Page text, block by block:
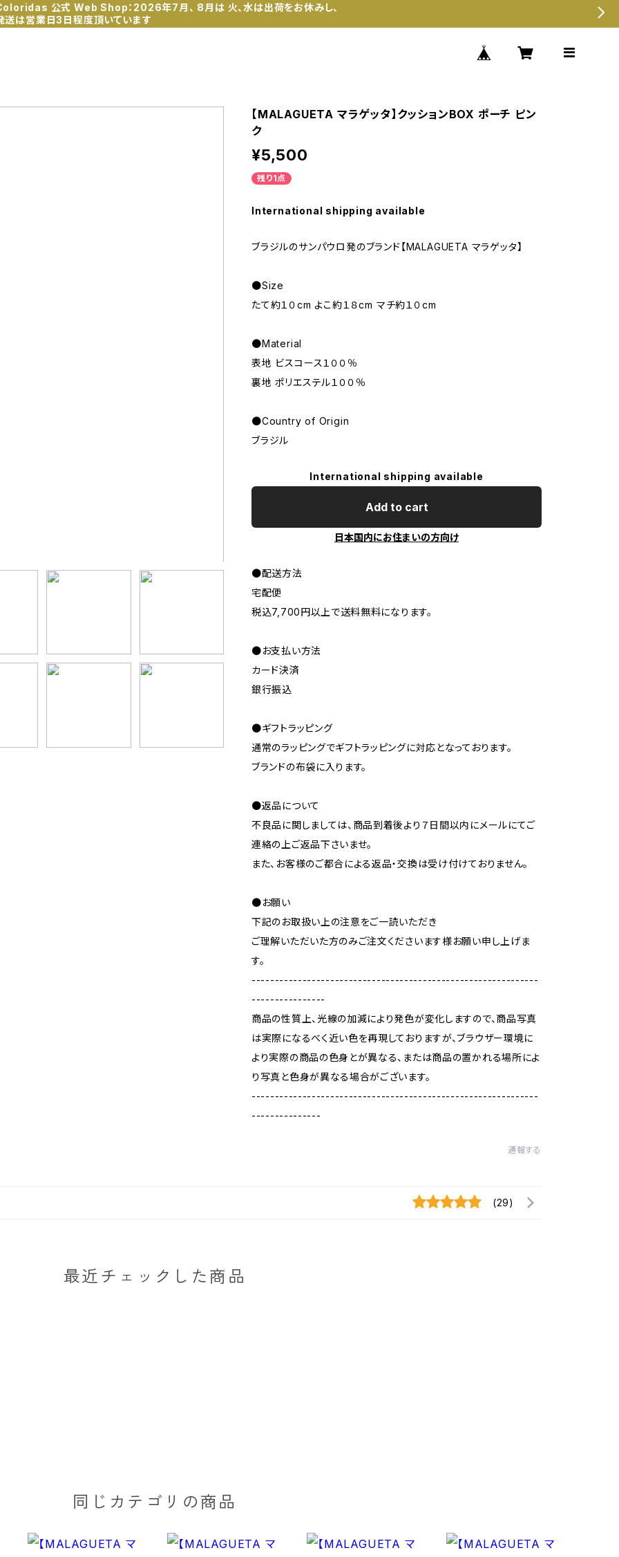
公式 Web Shop：2026年7月、 8月は 火、水は出荷をお休みし、
送は営業日3日程度頂いています
【MALAGUETA マラゲッタ】クッションBOX ポーチ ピン
ク
¥5,500
残り1点
International shipping available
ブラジルのサンパウロ発のブランド【MALAGUETA マラゲッタ】
●Size
たて約１０cm よこ約１８cm マチ約１０cm
●Material
表地 ビスコース１００％
裏地 ポリエステル１００％
●Country of Origin
ブラジル
International shipping available
Add to cart
日本国内にお住まいの方向け
●配送方法
宅配便
税込7,700円以上で送料無料になります。
●お支払い方法
カード決済
銀行振込
●ギフトラッピング
通常のラッピングでギフトラッピングに対応となっております。
ブランドの布袋に入ります。
●返品について
不良品に関しましては、商品到着後より７日間以内にメールにてご
連絡の上ご返品下さいませ。
また、お客様のご都合による返品・交換は受け付けておりません。
●お願い
下記のお取扱い上の注意をご一読いただき
ご理解いただいた方のみご注文くださいます様お願い申し上げま
す。
--------------------------------------------------------------
----------------
商品の性質上、光線の加減により発色が変化しますので、商品写真
は実際になるべく近い色を再現しておりますが、ブラウザー環境に
より実際の商品の色身とが異なる、または商品の置かれる場所によ
り写真と色身が異なる場合がございます。
--------------------------------------------------------------
---------------
通報する
(29)
最近チェックした商品
同じカテゴリの商品